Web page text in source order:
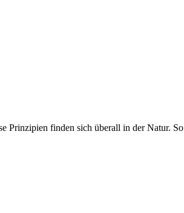
Prinzipien finden sich überall in der Natur. So